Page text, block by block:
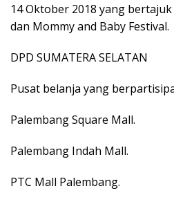
14 Oktober 2018 yang
dan Mommy and Baby Festival.
DPD SUMATERA SELATAN
Pusat belanja yang
Palembang Square Mall.
Palembang Indah Mall.
PTC Mall Palembang.